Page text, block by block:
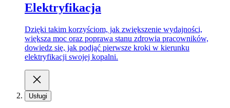
Elektryfikacja
Dzięki takim korzyściom, jak zwiększenie wydajności,
większa moc oraz poprawa stanu zdrowia pracowników,
dowiedz się, jak podjąć pierwsze kroki w kierunku
elektryfikacji swojej kopalni.
Usługi